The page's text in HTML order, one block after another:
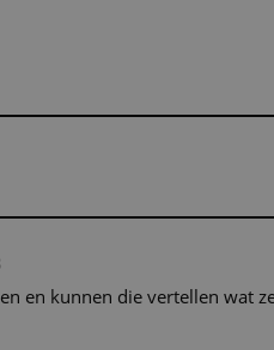
en kunnen die vertellen wat